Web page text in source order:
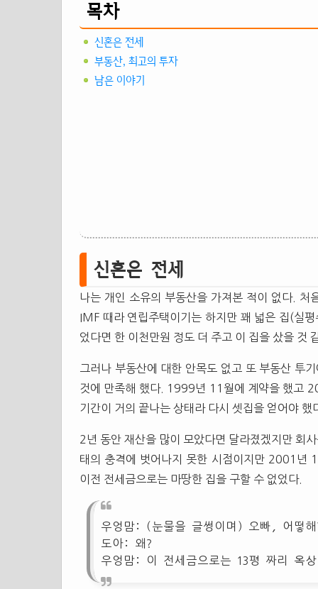
목차
신혼은 전세
부동산, 최고의 투자
남은 이야기
신혼은 전세
나는 개인 소유의 부동산을 가져본 적이 없다. 처
IMF 때라 연립주택이기는 하지만 꽤 넓은 집(실
었다면 한 이천만원 정도 더 주고 이 집을 샀을 것
그러나 부동산에 대한 안목도 없고 또 부동산 투
것에 만족해 했다. 1999년 11월에 계약을 했고
기간이 거의 끝나는 상태라 다시 셋집을 얻어야 했
2년 동안 재산을 많이 모았다면 달라졌겠지만 회
태의 충격에 벗어나지 못한 시점이지만 2001년
이전 전세금으로는 마땅한 집을 구할 수 없었다.
우엉맘: (눈물을 글썽이며) 오빠, 어떻해
도아: 왜?
우엉맘: 이 전세금으로는 13평 짜리 옥